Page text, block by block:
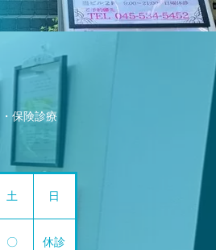
保険診療
土 日
〇 休診